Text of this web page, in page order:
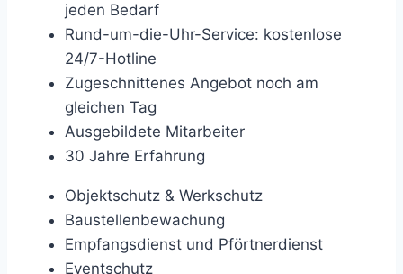
jeden Bedarf
Rund-um-die-Uhr-Service: kostenlose
24/7-Hotline
Zugeschnittenes Angebot noch am
gleichen Tag
Ausgebildete Mitarbeiter
30 Jahre Erfahrung
Objektschutz & Werkschutz
Baustellenbewachung
Empfangsdienst und Pförtnerdienst
Eventschutz